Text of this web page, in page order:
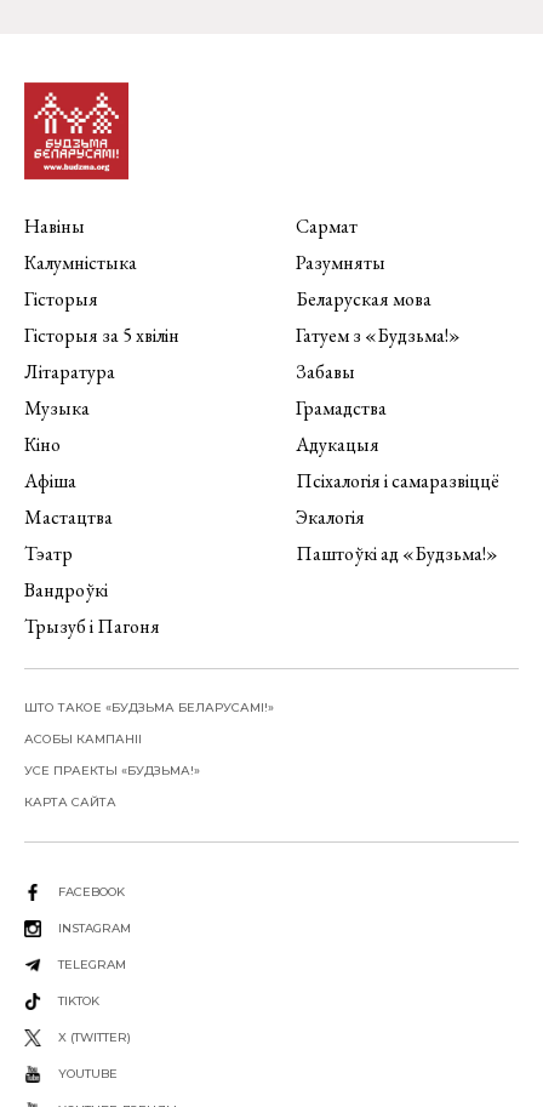
Навіны
Калумністыка
Гісторыя
Гісторыя за 5 хвілін
Літаратура
Музыка
Кіно
Афіша
Мастацтва
Тэатр
Вандроўкі
Трызуб і Пагоня
Сармат
Разумняты
Беларуская мова
Гатуем з «Будзьма!»
Забавы
Грамадства
Адукацыя
Псіхалогія і самаразвіццё
Экалогія
Паштоўкі ад «Будзьма!»
ШТО ТАКОЕ «БУДЗЬМА БЕЛАРУСАМІ!»
АСОБЫ КАМПАНІІ
УСЕ ПРАЕКТЫ «БУДЗЬМА!»
КАРТА САЙТА
FACEBOOK
INSTAGRAM
TELEGRAM
TIKTOK
X (TWITTER)
YOUTUBE